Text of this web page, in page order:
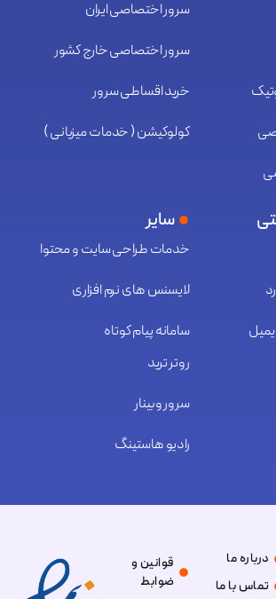
سرور اختصاصی ایران
سرور اختصاصی خارج کشور
خرید اقساطی سرور
کولوکیشن ( خدمات میزبانی )
سایر
خدمات طراحی سایت و محتوا
لایسنس های نرم افزاری
سامانه پیام کوتاه
روتر ترید
سرور وبینار
رادیو هاستینگ
درباره ما
تماس با ما
قوانین و
ضوابط